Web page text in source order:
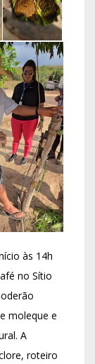
às 14h
no Sítio
moleque e
A
roteiro